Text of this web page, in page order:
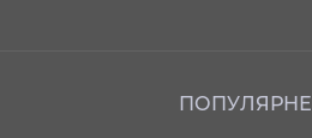
ПОПУЛЯРНЕ